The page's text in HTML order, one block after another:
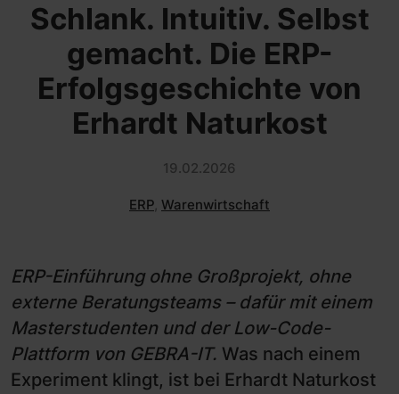
Schlank. Intuitiv. Selbst
gemacht. Die ERP-
Erfolgsgeschichte von
Erhardt Naturkost
19.02.2026
ERP, Warenwirtschaft
ERP-Einführung ohne Großprojekt, ohne
externe Beratungsteams – dafür mit einem
Masterstudenten und der Low-Code-
Plattform von GEBRA-IT. Was nach einem
Experiment klingt, ist bei Erhardt Naturkost